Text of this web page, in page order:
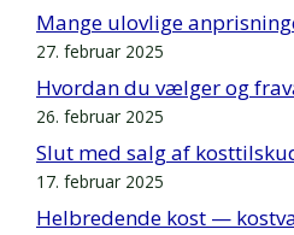
Mange ulovlige
27. februar 2025
Hvordan du vælger og
26. februar 2025
Slut med salg af
17. februar 2025
Helbredende kost —